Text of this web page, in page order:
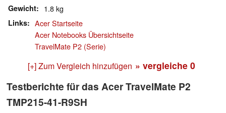
Gewicht 1.8 kg
Links
Acer Startseite
Acer Notebooks Übersichtseite
TravelMate P2 (Serie)
[+] Zum Vergleich hinzufügen » vergleiche 0
Testberichte für das Acer TravelMate P2
TMP215-41-R9SH